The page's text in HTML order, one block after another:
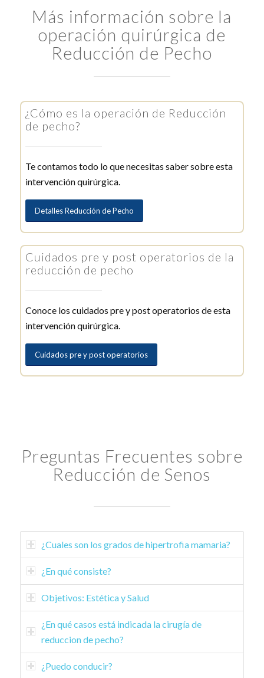
Más información sobre la
operación quirúrgica de
Reducción de Pecho
¿Cómo es la operación de Reducción
de pecho?
Te contamos todo lo que necesitas saber sobre esta
intervención quirúrgica.
Detalles Reducción de Pecho
Cuidados pre y post operatorios de la
reducción de pecho
Conoce los cuidados pre y post operatorios de esta
intervención quirúrgica.
Cuidados pre y post operatorios
Preguntas Frecuentes sobre
Reducción de Senos
¿Cuales son los grados de hipertrofia mamaria?
¿En qué consiste?
Objetivos: Estética y Salud
¿En qué casos está indicada la cirugía de
reduccion de pecho?
¿Puedo conducir?